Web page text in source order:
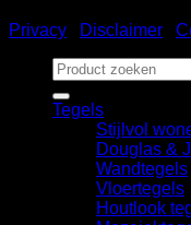
Privacy
Disclaimer
Zoeken
naar:
Tegels
Stijlvol
Douglas &
Wandtegels
Vloertegels
Houtlook